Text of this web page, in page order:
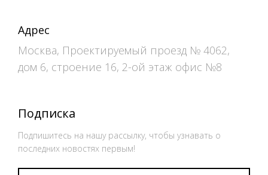
Адрес
Москва, Проектируемый проезд № 4062,
дом 6, строение 16, 2-ой этаж офис №8
Подписка
Подпишитесь на нашу рассылку, чтобы узнавать о
последних новостях первым!